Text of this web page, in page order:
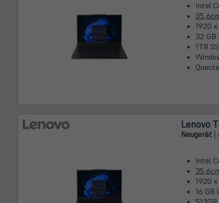
Intel
1920 x
32
1TB
Lenovo
Neugerät|
Intel
1920 x
16 GB